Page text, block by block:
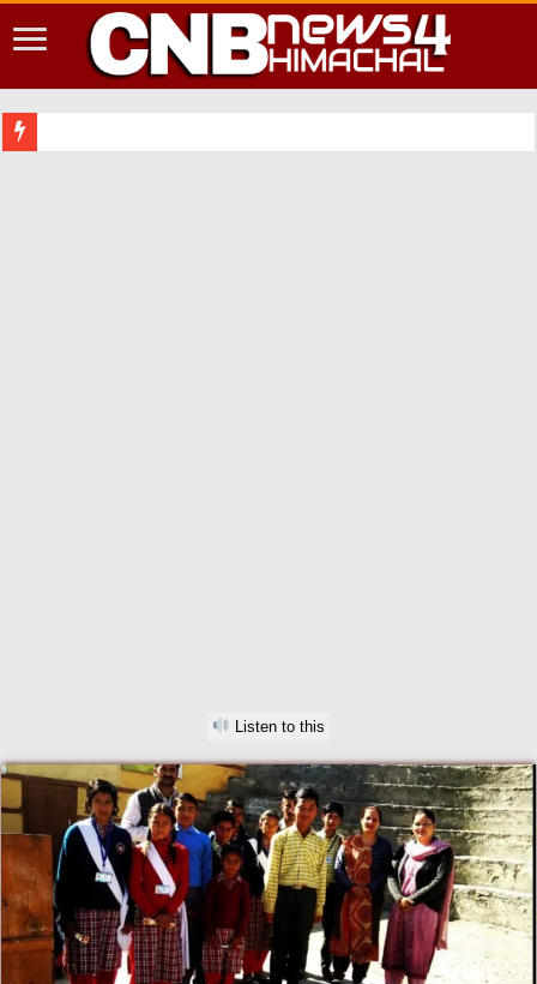
Listen to this